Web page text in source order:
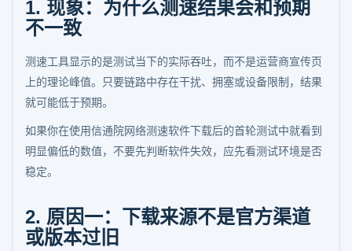
1. 现象：为什么测速结果会和预期
不一致
测速工具显示的是测试当下的实际吞吐，而不是运营商宣传页
上的理论峰值。只要链路中存在干扰、拥塞或设备限制，结果
就可能低于预期。
如果你在使用信通院网络测速软件下载后的首轮测试中就看到
明显偏低的数值，不要先判断软件失效，应先看测试环境是否
稳定。
2. 原因一：下载来源不是官方渠道
或版本过旧